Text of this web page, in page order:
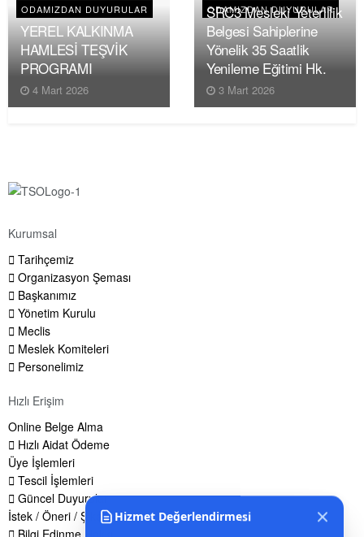
ODAMIZDAN DUYURULAR
YEREL KALKINMA
HAMLESİ TEŞVİK
PROGRAMI
4 Mart 2026
ODAMIZDAN DUYURULAR
SRC3 Mesleki Yeterlilik
Belgesi Sahiplerine
Yönelik 35 Saatlik
Yenileme Eğitimi Hk.
3 Mart 2026
Kurumsal
Tarihçemiz
Organizasyon Şeması
Başkanımız
Yönetim Kurulu
Meclis
Meslek Komiteleri
Personelimiz
Hızlı Erişim
Online Belge Alma
Hızlı Aidat Ödeme
Üye İşlemleri
Tescil İşlemleri
Güncel Duyurular
İstek / Öneri / Şikayet FormuHizmet Değerlendirmesi